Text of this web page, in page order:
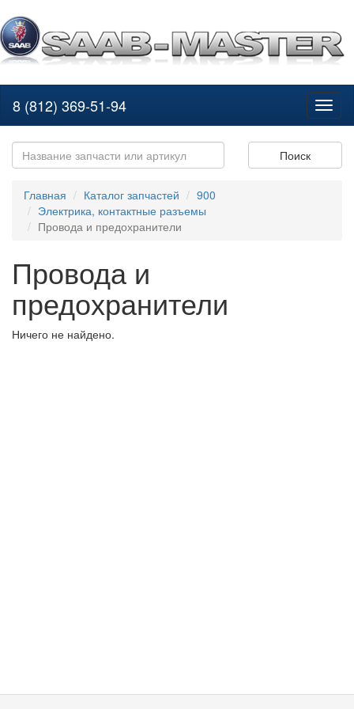
8 (812) 369-51-94
Поиск
Главная Каталог запчастей
900
Электрика, контактные разъемы
Провода и предохранители
Провода и
предохранители
Ничего не найдено.